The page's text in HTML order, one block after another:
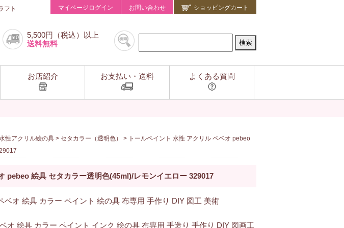
フト マイページログイン お問い合わせ ショッピングカート
5,500円（税込）以上
送料無料
お店紹介 お支払い・送料 よくある質問
性アクリル絵の具 > セタカラー（透明色）
> トールペイント 水性 アクリル ペベオ pebeo
pebeo 絵具 セタカラー透明色(45ml)/レモンイエロー 329017
ベオ 絵具 カラー ペイント 絵の具 布専用 手作り DIY 図工 美術
オ 絵具 カラー ペイント インク 絵の具 布専用 手造り 手作り DIY 図画工